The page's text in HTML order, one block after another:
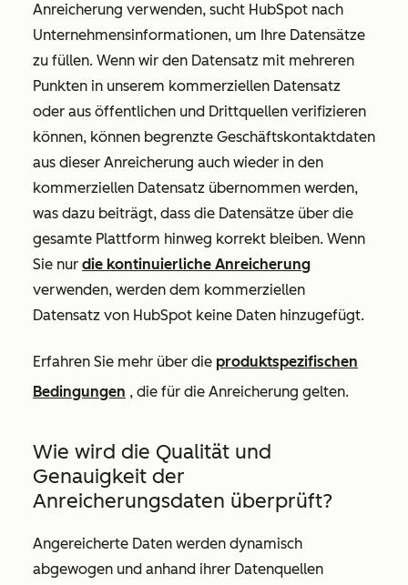
Anreicherung verwenden, sucht HubSpot nach
Unternehmensinformationen, um Ihre Datensätze
zu füllen. Wenn wir den Datensatz mit mehreren
Punkten in unserem kommerziellen Datensatz
oder aus öffentlichen und Drittquellen verifizieren
können, können begrenzte Geschäftskontaktdaten
aus dieser Anreicherung auch wieder in den
kommerziellen Datensatz übernommen werden,
was dazu beiträgt, dass die Datensätze über die
gesamte Plattform hinweg korrekt bleiben. Wenn
Sie nur die kontinuierliche Anreicherung
verwenden, werden dem kommerziellen
Datensatz von HubSpot keine Daten hinzugefügt.
Erfahren Sie mehr über die produktspezifischen
Bedingungen , die für die Anreicherung gelten.
Wie wird die Qualität und
Genauigkeit der
Anreicherungsdaten überprüft?
Angereicherte Daten werden dynamisch
abgewogen und anhand ihrer Datenquellen